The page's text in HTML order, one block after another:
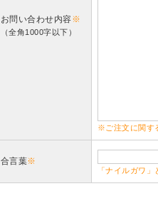
お問い合わせ内容※
（全角1000字以下）
※ご注文に関す
合言葉※
「ナイルガワ